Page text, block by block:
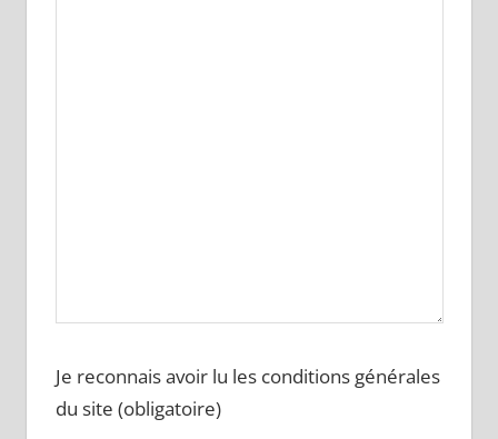
Je reconnais avoir lu les conditions générales
du site (obligatoire)